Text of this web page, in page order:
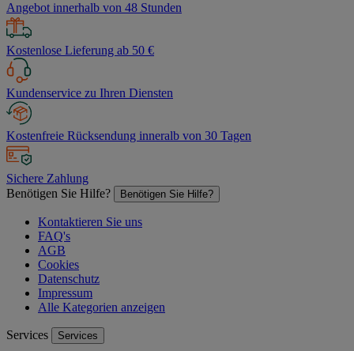
Angebot innerhalb von 48 Stunden
Kostenlose Lieferung ab 50 €
Kundenservice zu Ihren Diensten
Kostenfreie Rücksendung inneralb von 30 Tagen
Sichere Zahlung
Benötigen Sie Hilfe?
Benötigen Sie Hilfe?
Kontaktieren Sie uns
FAQ's
AGB
Cookies
Datenschutz
Impressum
Alle Kategorien anzeigen
Services Services